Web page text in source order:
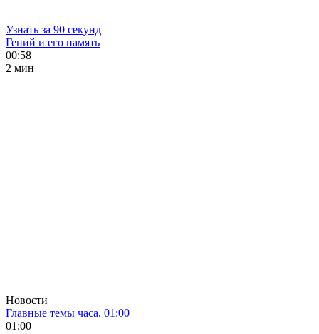
Узнать за 90 секунд
Гений и его память
00:58
2 мин
Новости
Главные темы часа. 01:00
01:00